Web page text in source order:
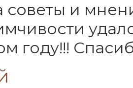
советы и
году!!!